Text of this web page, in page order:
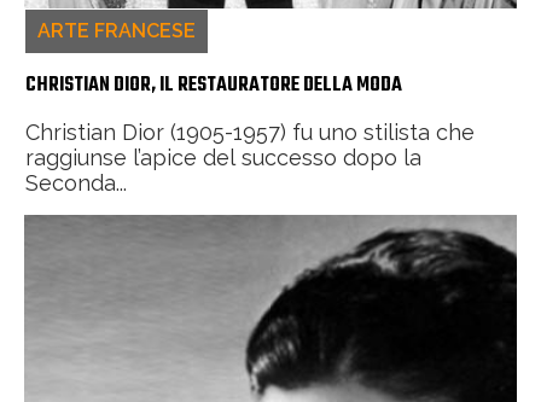
ARTE FRANCESE
CHRISTIAN DIOR, IL RESTAURATORE DELLA MODA
Christian Dior (1905-1957) fu uno stilista che
raggiunse l’apice del successo dopo la
Seconda...